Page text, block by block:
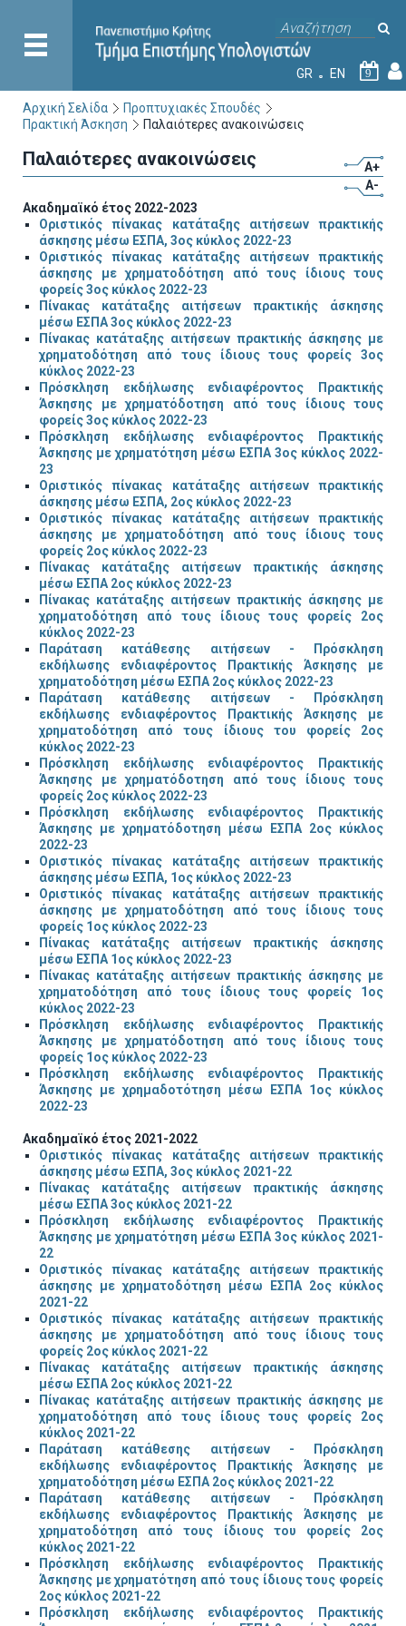
GR EN 9
Αρχική Σελίδα
Προπτυχιακές Σπουδές
Πρακτική Άσκηση
Παλαιότερες ανακοινώσεις
Παλαιότερες ανακοινώσεις
A+
A-
Ακαδημαϊκό έτος 2022-2023
Οριστικός πίνακας κατάταξης αιτήσεων πρακτικής
άσκησης μέσω ΕΣΠΑ, 3ος κύκλος 2022-23
Οριστικός πίνακας κατάταξης αιτήσεων πρακτικής
άσκησης με χρηματοδότηση από τους ίδιους τους
φορείς 3ος κύκλος 2022-23
Πίνακας κατάταξης αιτήσεων πρακτικής άσκησης
μέσω ΕΣΠΑ 3ος κύκλος 2022-23
Πίνακας κατάταξης αιτήσεων πρακτικής άσκησης με
χρηματοδότηση από τους ίδιους τους φορείς 3ος
κύκλος 2022-23
Πρόσκληση εκδήλωσης ενδιαφέροντος Πρακτικής
Άσκησης με χρηματόδοτηση από τους ίδιους τους
φορείς 3ος κύκλος 2022-23
Πρόσκληση εκδήλωσης ενδιαφέροντος Πρακτικής
Άσκησης με χρηματότηση μέσω ΕΣΠΑ 3ος κύκλος 2022-
23
Οριστικός πίνακας κατάταξης αιτήσεων πρακτικής
άσκησης μέσω ΕΣΠΑ, 2ος κύκλος 2022-23
Οριστικός πίνακας κατάταξης αιτήσεων πρακτικής
άσκησης με χρηματοδότηση από τους ίδιους τους
φορείς 2ος κύκλος 2022-23
Πίνακας κατάταξης αιτήσεων πρακτικής άσκησης
μέσω ΕΣΠΑ 2ος κύκλος 2022-23
Πίνακας κατάταξης αιτήσεων πρακτικής άσκησης με
χρηματοδότηση από τους ίδιους τους φορείς 2ος
κύκλος 2022-23
Παράταση κατάθεσης αιτήσεων - Πρόσκληση
εκδήλωσης ενδιαφέροντος Πρακτικής Άσκησης με
χρηματοδότηση μέσω ΕΣΠΑ 2ος κύκλος 2022-23
Παράταση κατάθεσης αιτήσεων - Πρόσκληση
εκδήλωσης ενδιαφέροντος Πρακτικής Άσκησης με
χρηματοδότηση από τους ίδιους του φορείς 2ος
κύκλος 2022-23
Πρόσκληση εκδήλωσης ενδιαφέροντος Πρακτικής
Άσκησης με χρηματόδοτηση από τους ίδιους τους
φορείς 2ος κύκλος 2022-23
Πρόσκληση εκδήλωσης ενδιαφέροντος Πρακτικής
Άσκησης με χρηματόδοτηση μέσω ΕΣΠΑ 2ος κύκλος
2022-23
Οριστικός πίνακας κατάταξης αιτήσεων πρακτικής
άσκησης μέσω ΕΣΠΑ, 1ος κύκλος 2022-23
Οριστικός πίνακας κατάταξης αιτήσεων πρακτικής
άσκησης με χρηματοδότηση από τους ίδιους τους
φορείς 1ος κύκλος 2022-23
Πίνακας κατάταξης αιτήσεων πρακτικής άσκησης
μέσω ΕΣΠΑ 1ος κύκλος 2022-23
Πίνακας κατάταξης αιτήσεων πρακτικής άσκησης με
χρηματοδότηση από τους ίδιους τους φορείς 1ος
κύκλος 2022-23
Πρόσκληση εκδήλωσης ενδιαφέροντος Πρακτικής
Άσκησης με χρηματόδοτηση από τους ίδιους τους
φορείς 1ος κύκλος 2022-23
Πρόσκληση εκδήλωσης ενδιαφέροντος Πρακτικής
Άσκησης με χρημαδοτότηση μέσω ΕΣΠΑ 1ος κύκλος
2022-23
Ακαδημαϊκό έτος 2021-2022
Οριστικός πίνακας κατάταξης αιτήσεων πρακτικής
άσκησης μέσω ΕΣΠΑ, 3ος κύκλος 2021-22
Πίνακας κατάταξης αιτήσεων πρακτικής άσκησης
μέσω ΕΣΠΑ 3ος κύκλος 2021-22
Πρόσκληση εκδήλωσης ενδιαφέροντος Πρακτικής
Άσκησης με χρηματότηση μέσω ΕΣΠΑ 3ος κύκλος 2021-
22
Οριστικός πίνακας κατάταξης αιτήσεων πρακτικής
άσκησης με χρηματοδότηση μέσω ΕΣΠΑ 2ος κύκλος
2021-22
Οριστικός πίνακας κατάταξης αιτήσεων πρακτικής
άσκησης με χρηματοδότηση από τους ίδιους τους
φορείς 2ος κύκλος 2021-22
Πίνακας κατάταξης αιτήσεων πρακτικής άσκησης
μέσω ΕΣΠΑ 2ος κύκλος 2021-22
Πίνακας κατάταξης αιτήσεων πρακτικής άσκησης με
χρηματοδότηση από τους ίδιους τους φορείς 2ος
κύκλος 2021-22
Παράταση κατάθεσης αιτήσεων - Πρόσκληση
εκδήλωσης ενδιαφέροντος Πρακτικής Άσκησης με
χρηματοδότηση μέσω ΕΣΠΑ 2ος κύκλος 2021-22
Παράταση κατάθεσης αιτήσεων - Πρόσκληση
εκδήλωσης ενδιαφέροντος Πρακτικής Άσκησης με
χρηματοδότηση από τους ίδιους του φορείς 2ος
κύκλος 2021-22
Πρόσκληση εκδήλωσης ενδιαφέροντος Πρακτικής
Άσκησης με χρηματότηση από τους ίδιους τους φορείς
2ος κύκλος 2021-22
Πρόσκληση εκδήλωσης ενδιαφέροντος Πρακτικής